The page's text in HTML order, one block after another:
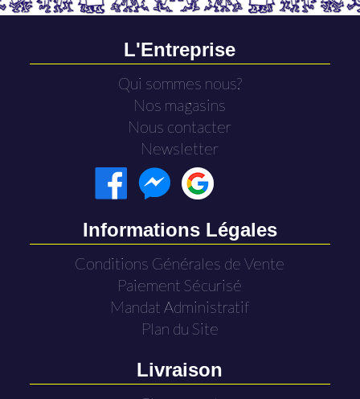
L'Entreprise
Qui sommes nous?
Nos magasins
Nous contacter
Newsletter
Informations Légales
Conditions Générales de Vente
Paiement Sécurisé
Mandat Administratif
Plan du Site
Livraison